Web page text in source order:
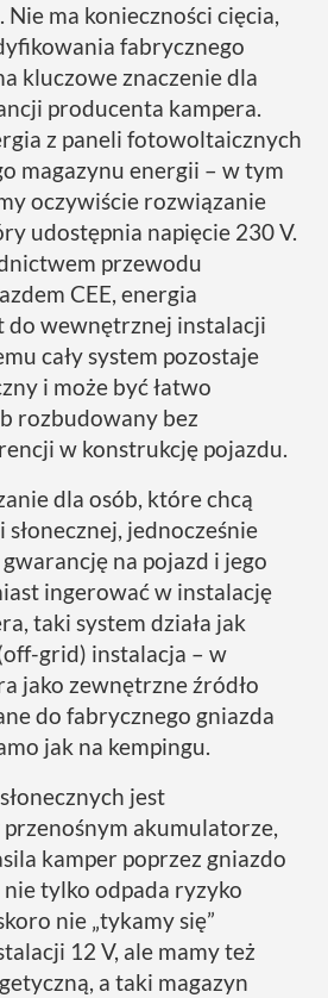
ma konieczności cięcia,
fabrycznego
kluczowe znaczenie dla
producenta kampera.
z paneli fotowoltaicznych
magazynu energii – w tym
oczywiście rozwiązanie
udostępnia napięcie 230 V.
przewodu
CEE, energia
do wewnętrznej instalacji
cały system pozostaje
i może być łatwo
rozbudowany bez
w konstrukcję pojazdu.
dla osób, które chcą
jednocześnie
na pojazd i jego
ingerować w instalację
taki system działa jak
grid) instalacja – w
jako zewnętrzne źródło
do fabrycznego gniazda
jak na kempingu.
jest
akumulatorze,
kamper poprzez gniazdo
nie tylko odpada ryzyko
nie „tykamy się”
12 V, ale mamy też
a taki magazyn